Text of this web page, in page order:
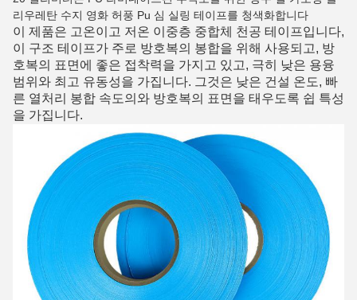
리우레탄 수지 영화 허풍 Pu 심 실링 테이프를 청색화합니다
이 제품은 고온이고 저온 이중층 중합체 천공 테이프입니다,
이 구조 테이프가 주로 방호복의 봉합을 위해 사용되고, 방
호복의 표면에 좋은 접착력을 가지고 있고, 극히 낮은 용융
범위와 최고 유동성을 가집니다. 그것은 낮은 건설 온도, 빠
른 열처리 봉합 속도의와 방호복의 표면을 태우도록 쉽 특성
을 가집니다.